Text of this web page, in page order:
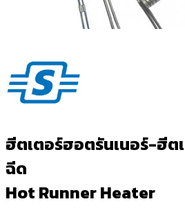
ฮีตเตอร์ฮอตรันเนอร์-ฮีต
ฉีด
Hot Runner Heater